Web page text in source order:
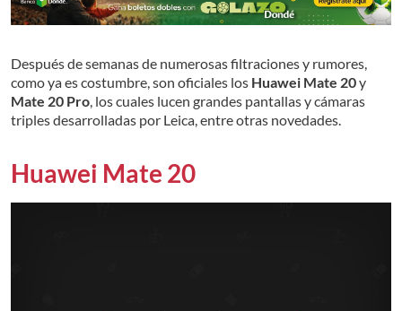
Después de semanas de numerosas filtraciones y rumores,
como ya es costumbre, son oficiales los Huawei Mate 20y
Mate 20 Pro , los cuales lucen grandes pantallas y cámaras
triples desarrolladas por Leica, entre otras novedades.
Huawei Mate 20